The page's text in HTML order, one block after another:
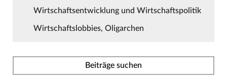
Wirtschaftsentwicklung und Wirtschaftspolitik
Wirtschaftslobbies, Oligarchen
Beiträge suchen